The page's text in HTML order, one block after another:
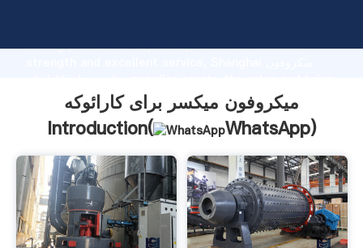
strong production capability, advanced research
values to all of customers.
میکروفون میکسر برای کارائوکه
Introduction(
WhatsApp)